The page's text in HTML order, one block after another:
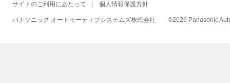
サイトのご利用にあたって 個人情報保護方針
パナソニック オートモーティブシステムズ株式会社 ©2026 Panasonic